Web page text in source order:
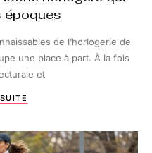
époques
de l’horlogerie de
une place à part. À la fois
et